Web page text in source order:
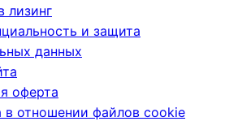
лизинг
и защита
данных
оферта
в отношении файлов cookie